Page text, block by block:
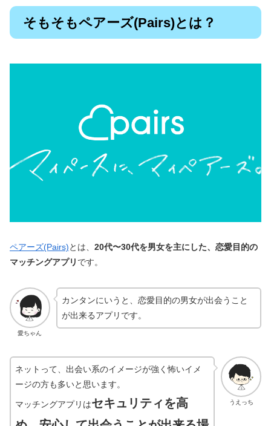
そもそもペアーズ(Pairs)とは？
ペアーズ(Pairs)とは、 20代〜30代を男女を主にした、恋愛目的の
マッチングアプリ です。
愛ちゃん
カンタンにいうと、恋愛目的の男女が出会うこと
が出来るアプリです。
うえっち
ネットって、出会い系のイメージが強く怖いイメ
ージの方も多いと思います。
マッチングアプリはセキュリティを高